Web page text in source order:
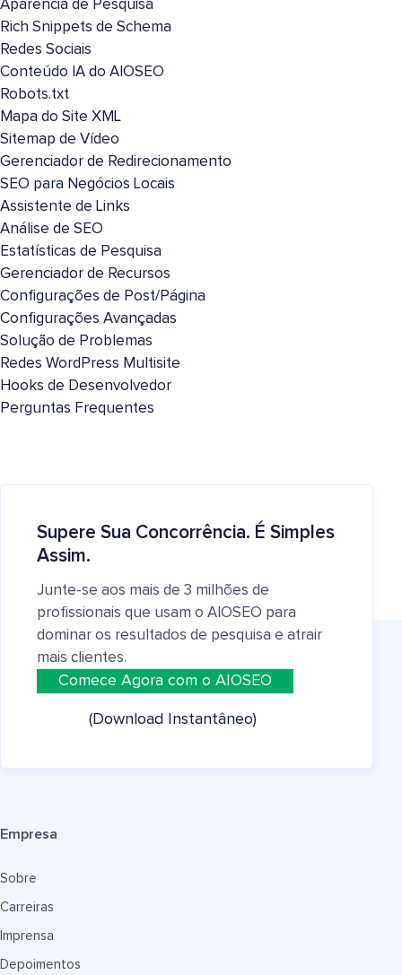
Aparência de Pesquisa
Rich Snippets de Schema
Redes Sociais
Conteúdo IA do AIOSEO
Robots.txt
Mapa do Site XML
Sitemap de Vídeo
Gerenciador de Redirecionamento
SEO para Negócios Locais
Assistente de Links
Análise de SEO
Estatísticas de Pesquisa
Gerenciador de Recursos
Configurações de Post/Página
Configurações Avançadas
Solução de Problemas
Redes WordPress Multisite
Hooks de Desenvolvedor
Perguntas Frequentes
Supere Sua Concorrência. É Simples
Assim.
Junte-se aos mais de 3 milhões de
profissionais que usam o AIOSEO para
dominar os resultados de pesquisa e atrair
mais clientes.
Comece Agora com o AIOSEO
(Download Instantâneo)
Empresa
Sobre
Carreiras
Imprensa
Depoimentos